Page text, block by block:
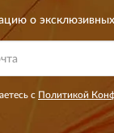
о
с Политикой